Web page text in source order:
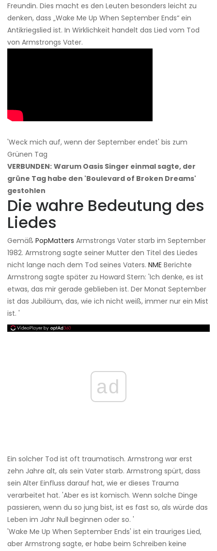
Freundin. Dies macht es den Leuten besonders leicht zu
denken, dass „Wake Me Up When September Ends“ ein
Antikriegslied ist. In Wirklichkeit handelt das Lied vom Tod
von Armstrongs Vater.
'Weck mich auf, wenn der September endet' bis zum
Grünen Tag
VERBUNDEN: Warum Oasis Singer einmal sagte, der
grüne Tag habe den 'Boulevard of Broken Dreams'
gestohlen
Die wahre Bedeutung des
Liedes
Gemäß PopMatters Armstrongs Vater starb im September
1982. Armstrong sagte seiner Mutter den Titel des Liedes
nicht lange nach dem Tod seines Vaters. NME Berichte
Armstrong sagte später zu Howard Stern: 'Ich denke, es ist
etwas, das mir gerade geblieben ist. Der Monat September
ist das Jubiläum, das, wie ich nicht weiß, immer nur ein Mist
ist. '
ad
Ein solcher Tod ist oft traumatisch. Armstrong war erst
zehn Jahre alt, als sein Vater starb. Armstrong spürt, dass
sein Alter Einfluss darauf hat, wie er dieses Trauma
verarbeitet hat. 'Aber es ist komisch. Wenn solche Dinge
passieren, wenn du so jung bist, ist es fast so, als würde das
Leben im Jahr Null beginnen oder so. '
'Wake Me Up When September Ends' ist ein trauriges Lied,
aber Armstrong sagte, er habe beim Schreiben keine